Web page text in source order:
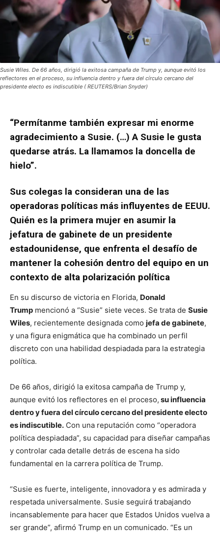
Susie Wiles. De 66 años, dirigió la exitosa campaña de Trump y, aunque evitó los
reflectores en el proceso, su influencia dentro y fuera del círculo cercano del
presidente electo es indiscutible ( REUTERS/Brian Snyder)
“Permítanme también expresar mi enorme
agradecimiento a Susie. (…) A Susie le gusta
quedarse atrás. La llamamos la doncella de
hielo”.
Sus colegas la consideran una de las
operadoras políticas más influyentes de EEUU.
Quién es la primera mujer en asumir la
jefatura de gabinete de un presidente
estadounidense, que enfrenta el desafío de
mantener la cohesión dentro del equipo en un
contexto de alta polarización política
En su discurso de victoria en Florida, Donald
Trump mencionó a “Susie” siete veces. Se trata de Susie
Wiles, recientemente designada como jefa de gabinete,
y una figura enigmática que ha combinado un perfil
discreto con una habilidad despiadada para la estrategia
política.
De 66 años, dirigió la exitosa campaña de Trump y,
aunque evitó los reflectores en el proceso, su influencia
dentro y fuera del círculo cercano del presidente electo
es indiscutible. Con una reputación como “operadora
política despiadada”, su capacidad para diseñar campañas
y controlar cada detalle detrás de escena ha sido
fundamental en la carrera política de Trump.
“Susie es fuerte, inteligente, innovadora y es admirada y
respetada universalmente. Susie seguirá trabajando
incansablemente para hacer que Estados Unidos vuelva a
ser grande”, afirmó Trump en un comunicado. “Es un